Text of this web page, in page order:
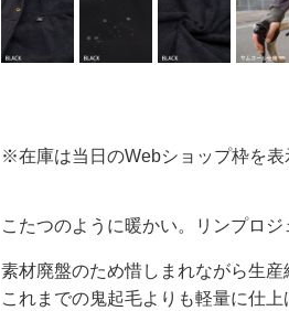
※在庫は当日のWebショップ枠を表
こたつのように暖かい。リンプロ
素材廃盤のため惜しまれながら生
これまでの鬼起毛よりも軽量に仕